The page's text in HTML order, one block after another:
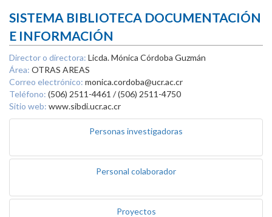
SISTEMA BIBLIOTECA DOCUMENTACIÓN
E INFORMACIÓN
Director o directora: Licda. Mónica Córdoba Guzmán
Área: OTRAS AREAS
Correo electrónico: monica.cordoba@ucr.ac.cr
Teléfono: (506) 2511-4461 / (506) 2511-4750
Sitio web: www.sibdi.ucr.ac.cr
Personas investigadoras
Personal colaborador
Proyectos